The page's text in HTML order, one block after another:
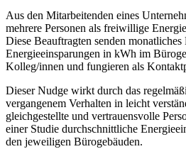
Aus den Mitarbeitenden eines
mehrere Personen als freiwillige
Diese Beauftragten senden monatliches
Energieeinsparungen in kWh im
Kolleg/innen und fungieren als
Dieser Nudge wirkt durch das
vergangenem Verhalten in leicht
gleichgestellte und vertrauensvolle
einer Studie durchschnittliche
den jeweiligen Bürogebäuden.